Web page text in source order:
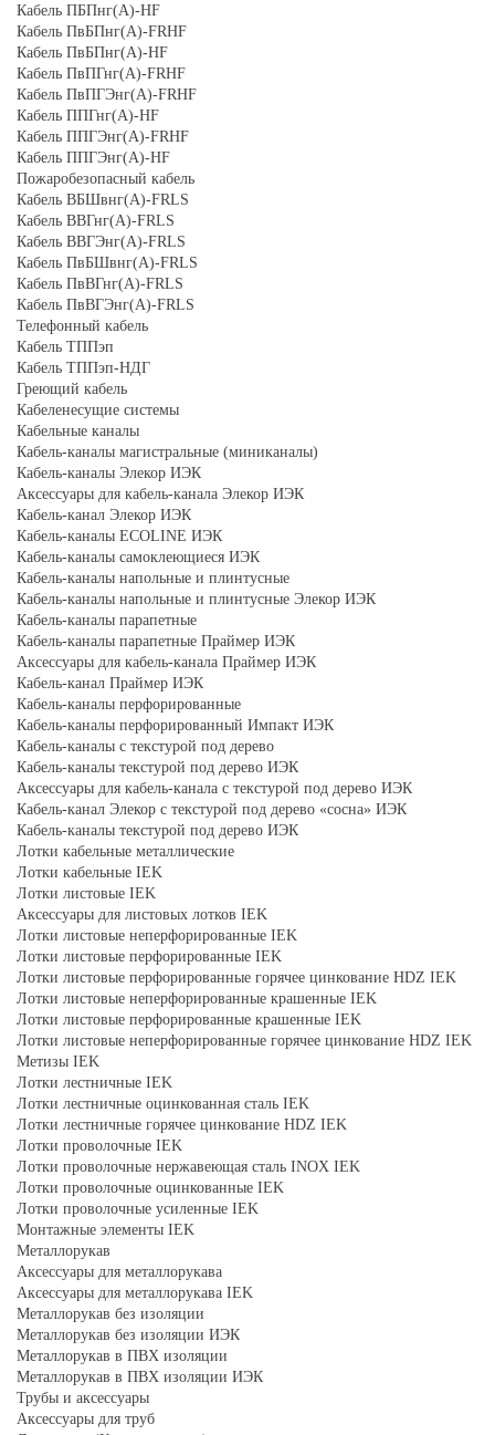
Кабель ПБПнг(А)-HF
Кабель ПвБПнг(А)-FRHF
Кабель ПвБПнг(А)-HF
Кабель ПвПГнг(А)-FRHF
Кабель ПвПГЭнг(А)-FRHF
Кабель ППГнг(А)-HF
Кабель ППГЭнг(А)-FRHF
Кабель ППГЭнг(А)-HF
Пожаробезопасный кабель
Кабель ВБШвнг(А)-FRLS
Кабель ВВГнг(А)-FRLS
Кабель ВВГЭнг(А)-FRLS
Кабель ПвБШвнг(А)-FRLS
Кабель ПвВГнг(А)-FRLS
Кабель ПвВГЭнг(А)-FRLS
Телефонный кабель
Кабель ТППэп
Кабель ТППэп-НДГ
Греющий кабель
Кабеленесущие системы
Кабельные каналы
Кабель-каналы магистральные (миниканалы)
Кабель-каналы Элекор ИЭК
Аксессуары для кабель-канала Элекор ИЭК
Кабель-канал Элекор ИЭК
Кабель-каналы ECOLINE ИЭК
Кабель-каналы самоклеющиеся ИЭК
Кабель-каналы напольные и плинтусные
Кабель-каналы напольные и плинтусные Элекор ИЭК
Кабель-каналы парапетные
Кабель-каналы парапетные Праймер ИЭК
Аксессуары для кабель-канала Праймер ИЭК
Кабель-канал Праймер ИЭК
Кабель-каналы перфорированные
Кабель-каналы перфорированный Импакт ИЭК
Кабель-каналы с текстурой под дерево
Кабель-каналы текстурой под дерево ИЭК
Аксессуары для кабель-канала с текстурой под дерево ИЭК
Кабель-канал Элекор с текстурой под дерево «сосна» ИЭК
Кабель-каналы текстурой под дерево ИЭК
Лотки кабельные металлические
Лотки кабельные IEK
Лотки листовые IEK
Аксессуары для листовых лотков IEK
Лотки листовые неперфорированные IEK
Лотки листовые перфорированные IEK
Лотки листовые перфорированные горячее цинкование HDZ IEK
Лотки листовые неперфорированные крашенные IEK
Лотки листовые перфорированные крашенные IEK
Лотки листовые неперфорированные горячее цинкование HDZ IEK
Метизы IEK
Лотки лестничные IEK
Лотки лестничные оцинкованная сталь IEK
Лотки лестничные горячее цинкование HDZ IEK
Лотки проволочные IEK
Лотки проволочные нержавеющая сталь INOX IEK
Лотки проволочные оцинкованные IEK
Лотки проволочные усиленные IEK
Монтажные элементы IEK
Металлорукав
Аксессуары для металлорукава
Аксессуары для металлорукава IEK
Металлорукав без изоляции
Металлорукав без изоляции ИЭК
Металлорукав в ПВХ изоляции
Металлорукав в ПВХ изоляции ИЭК
Трубы и аксессуары
Аксессуары для труб